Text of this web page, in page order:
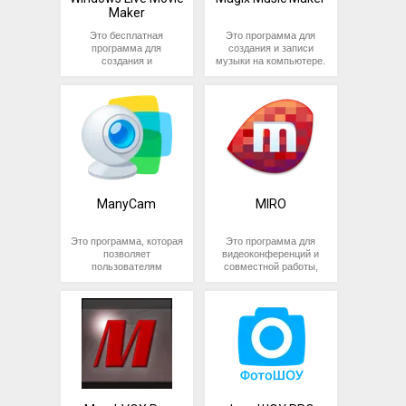
Windows, Mac OS X,
Linux и другие.
Blu-ray дисков, а также
аудиодорожками.
Maker
Это бесплатная
программа для
создания и
пользователю
импортировать видео и
фотографии, добавлять
звуковые эффекты и
музыку, настраивать
тайминг и многое
другое.
Это программа для
создания и записи
музыки на компьютере.
редактировать
музыкальные треки,
используя готовые
звуковые библиотеки и
инструменты.
Программа имеет
интерфейс, что делает
ее доступной для
пользователей, включая
новичков в области
музыкального
творчества.
ManyCam
Это программа, которая
позволяет
пользователям
позволяет
транслировать видео в
различных программах,
включая Skype, YouTube
и другие, а также
записывать видео с
MIRO
Это программа для
видеоконференций и
совместной работы,
доски и давать
возможность работать в
режиме реального
времени над
различными проектами.
MIRO позволяет